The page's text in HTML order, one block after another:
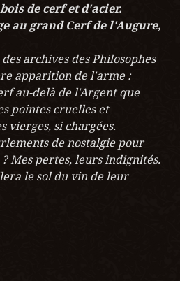
de cerf et d'acier.
au grand Cerf de l'Augure,
archives des Philosophes
apparition de l'arme :
au-delà de l'Argent que
pointes cruelles et
vierges, si chargées.
de nostalgie pour
Mes pertes, leurs indignités.
le sol du vin de leur